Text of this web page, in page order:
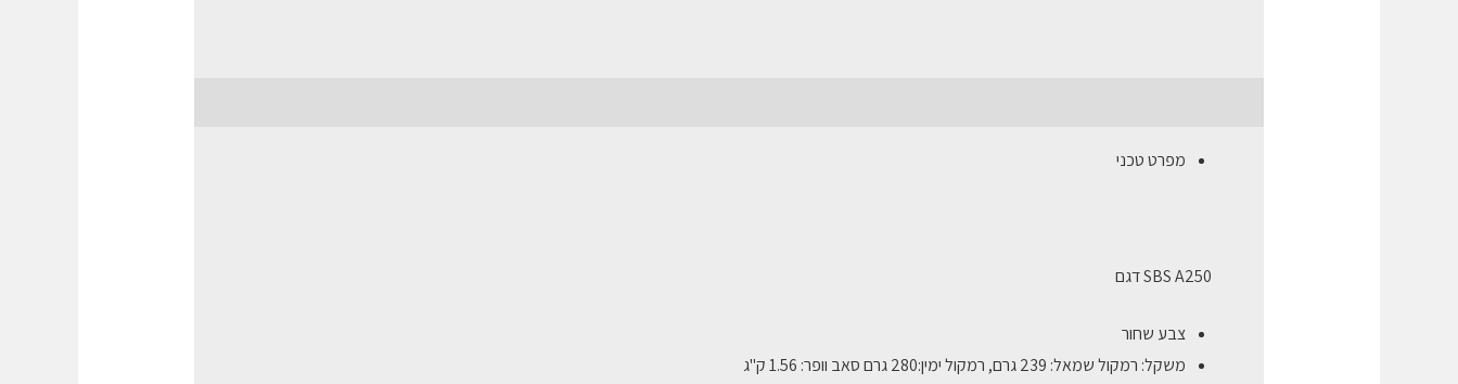
מפרט טכני
SBS A250 דגם
צבע שחור
משקל: רמקול שמאל: 239 גרם, רמקול ימין:280 גרם סאב וופר: 1.56 ק"ג